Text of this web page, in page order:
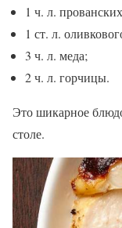
1 ч. л.
1 ст. л.
3 ч. л. меда;
2 ч. л. горчицы.
Это шикарное
столе.